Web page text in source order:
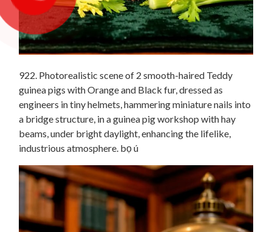
922. Photorealistic scene of 2 smooth-haired Teddy
guinea pigs with Orange and Black fur, dressed as
engineers in tiny helmets, hammering miniature nails into
a bridge structure, in a guinea pig workshop with hay
beams, under bright daylight, enhancing the lifelike,
industrious atmosphere. bọ ú